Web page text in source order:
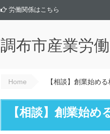
労働関係はこちら
調布市産業労
Home 【相談】創業始め
【相談】創業始